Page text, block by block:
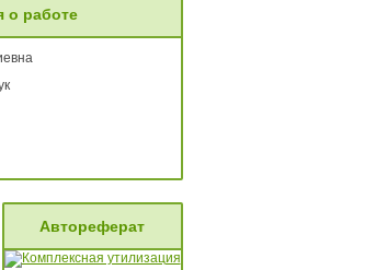
о работе
Автореферат